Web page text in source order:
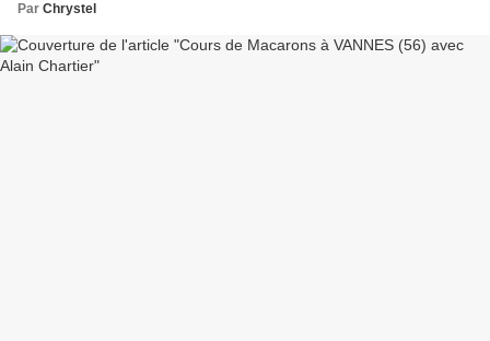
Par Chrystel